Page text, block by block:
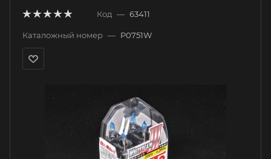
Код — 63411
Каталожный номер — P0751W